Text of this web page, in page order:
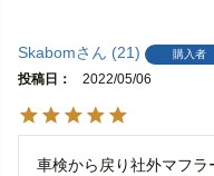
Skabom 21 購入者
投稿日
2022/05/06
車検から戻り社外マフ